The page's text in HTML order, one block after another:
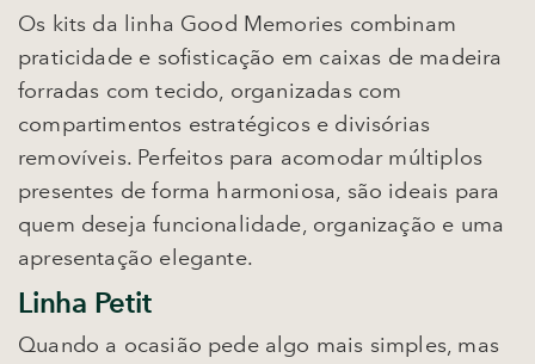
Os kits da linha Good Memories combinam
praticidade e sofisticação em caixas de madeira
forradas com tecido, organizadas com
compartimentos estratégicos e divisórias
removíveis. Perfeitos para acomodar múltiplos
presentes de forma harmoniosa, são ideais para
quem deseja funcionalidade, organização e uma
apresentação elegante.
Linha Petit
Quando a ocasião pede algo mais simples, mas